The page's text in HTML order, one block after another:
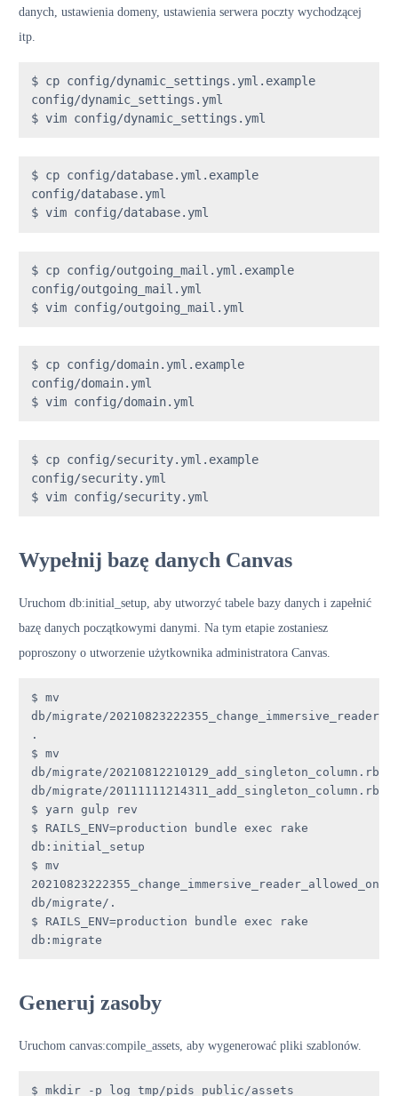
danych, ustawienia domeny, ustawienia serwera poczty wychodzącej
itp.
$ cp config/dynamic_settings.yml.example
config/dynamic_settings.yml
$ vim config/dynamic_settings.yml
$ cp config/database.yml.example
config/database.yml
$ vim config/database.yml
$ cp config/outgoing_mail.yml.example
config/outgoing_mail.yml
$ vim config/outgoing_mail.yml
$ cp config/domain.yml.example
config/domain.yml
$ vim config/domain.yml
$ cp config/security.yml.example
config/security.yml
$ vim config/security.yml
Wypełnij bazę danych Canvas
Uruchom db:initial_setup, aby utworzyć tabele bazy danych i zapełnić
bazę danych początkowymi danymi. Na tym etapie zostaniesz
poproszony o utworzenie użytkownika administratora Canvas.
$ mv
db/migrate/
.
$ mv
db/migrate/20210812210129_add_singleton_column.rb
db/migrate/20111111214311_add_singleton_column.rb
$ yarn gulp rev
$ RAILS_ENV=production bundle exec rake
db:initial_setup
$ mv
db/migrate/.
$ RAILS_ENV=production bundle exec rake
db:migrate
Generuj zasoby
Uruchom canvas:compile_assets, aby wygenerować pliki szablonów.
$ mkdir -p log tmp/pids public/assets